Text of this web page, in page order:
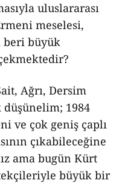
uluslararası
meselesi,
beri büyük
Ağrı, Dersim
düşünelim; 1984
ve çok geniş çaplı
çıkabileceğine
ama bugün Kürt
büyük bir